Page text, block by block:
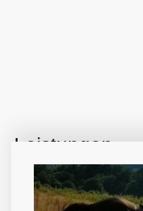
Leistungen